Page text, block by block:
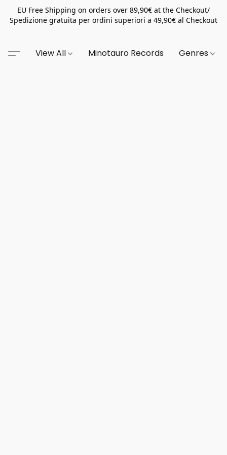
EU Free Shipping on orders over 89,90€ at the Checkout/
Spedizione gratuita per ordini superiori a 49,90€ al Checkout
View All Minotauro Records Genres